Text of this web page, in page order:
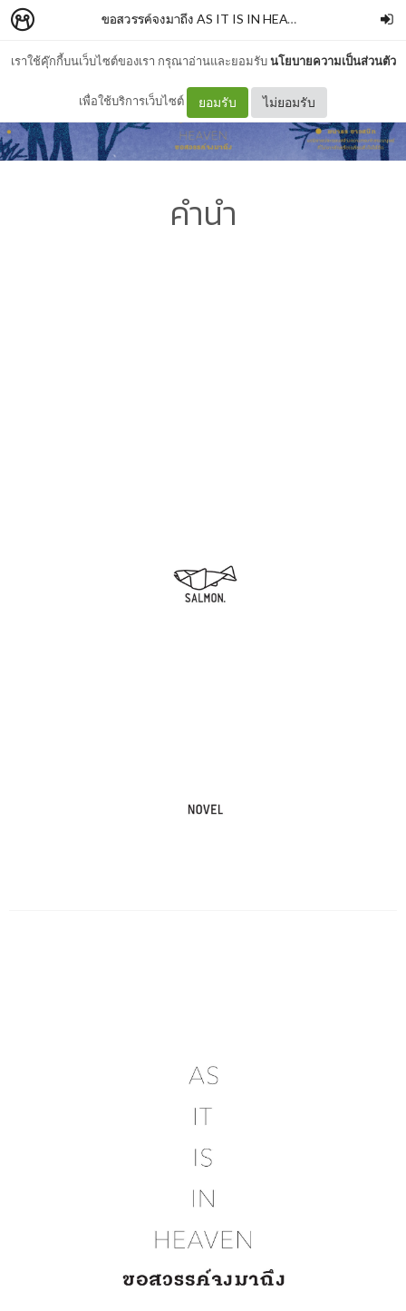
เราใช้คุ๊กกี้บนเว็บไซต์ของเรา กรุณาอ่านและยอมรับนโยบายความเป็นส่วนตัว
เพื่อใช้บริการเว็บไซต์ ยอมรับ ไม่ยอมรับ
ขอสวรรค์จงมาถึง AS IT IS IN HEAVEN
คำนำ